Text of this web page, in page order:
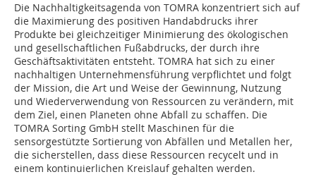
Die Nachhaltigkeitsagenda von TOMRA konzentriert sich auf
die Maximierung des positiven Handabdrucks ihrer
Produkte bei gleichzeitiger Minimierung des ökologischen
und gesellschaftlichen Fußabdrucks, der durch ihre
Geschäftsaktivitäten entsteht. TOMRA hat sich zu einer
nachhaltigen Unternehmensführung verpflichtet und folgt
der Mission, die Art und Weise der Gewinnung, Nutzung
und Wiederverwendung von Ressourcen zu verändern, mit
dem Ziel, einen Planeten ohne Abfall zu schaffen. Die
TOMRA Sorting GmbH stellt Maschinen für die
sensorgestützte Sortierung von Abfällen und Metallen her,
die sicherstellen, dass diese Ressourcen recycelt und in
einem kontinuierlichen Kreislauf gehalten werden.